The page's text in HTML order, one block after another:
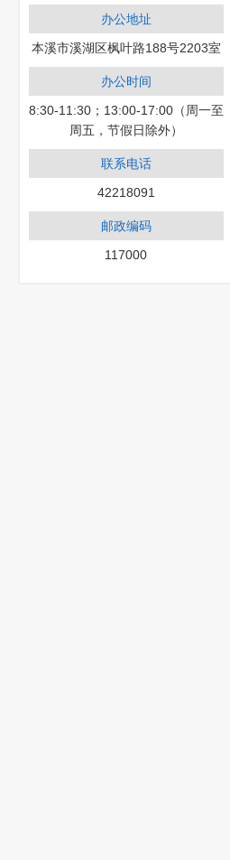
办公地址
本溪市溪湖区枫叶路188号2203室
办公时间
8:30-11:30；13:00-17:00（周一至
周五，节假日除外）
联系电话
42218091
邮政编码
117000